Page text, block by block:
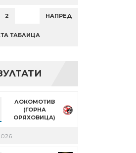
2 НАПРЕД
ТАБЛИЦА
ЛОКОМОТИВ
(ГОРНА
ОРЯХОВИЦА)